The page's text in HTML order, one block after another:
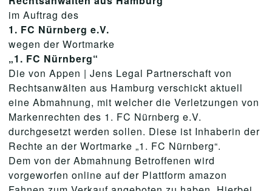
im Auftrag des
1. FC Nürnberg e.V.
wegen der Wortmarke
„1. FC Nürnberg“
Die von Appen | Jens Legal Partnerschaft von
Rechtsanwälten aus Hamburg verschickt aktuell
eine Abmahnung, mit welcher die Verletzungen von
Markenrechten des 1. FC Nürnberg e.V.
durchgesetzt werden sollen. Diese ist Inhaberin der
Rechte an der Wortmarke „1. FC Nürnberg“.
Dem von der Abmahnung Betroffenen wird
vorgeworfen online auf der Plattform amazon